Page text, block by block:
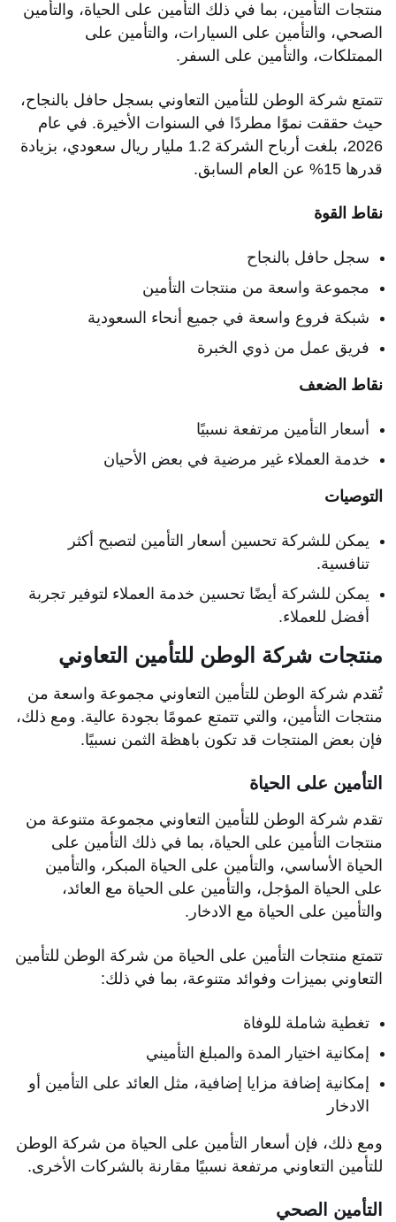
منتجات التأمين، بما في ذلك التأمين على الحياة، والتأمين
الصحي، والتأمين على السيارات، والتأمين على
الممتلكات، والتأمين على السفر.
تتمتع شركة الوطن للتأمين التعاوني بسجل حافل بالنجاح،
حيث حققت نموًا مطردًا في السنوات الأخيرة. في عام
2026، بلغت أرباح الشركة 1.2 مليار ريال سعودي، بزيادة
قدرها 15% عن العام السابق.
نقاط القوة
سجل حافل بالنجاح
مجموعة واسعة من منتجات التأمين
شبكة فروع واسعة في جميع أنحاء السعودية
فريق عمل من ذوي الخبرة
نقاط الضعف
أسعار التأمين مرتفعة نسبيًا
خدمة العملاء غير مرضية في بعض الأحيان
التوصيات
يمكن للشركة تحسين أسعار التأمين لتصبح أكثر
تنافسية.
يمكن للشركة أيضًا تحسين خدمة العملاء لتوفير تجربة
أفضل للعملاء.
منتجات شركة الوطن للتأمين التعاوني
تُقدم شركة الوطن للتأمين التعاوني مجموعة واسعة من
منتجات التأمين، والتي تتمتع عمومًا بجودة عالية. ومع ذلك،
فإن بعض المنتجات قد تكون باهظة الثمن نسبيًا.
التأمين على الحياة
تقدم شركة الوطن للتأمين التعاوني مجموعة متنوعة من
منتجات التأمين على الحياة، بما في ذلك التأمين على
الحياة الأساسي، والتأمين على الحياة المبكر، والتأمين
على الحياة المؤجل، والتأمين على الحياة مع العائد،
والتأمين على الحياة مع الادخار.
تتمتع منتجات التأمين على الحياة من شركة الوطن للتأمين
التعاوني بميزات وفوائد متنوعة، بما في ذلك:
تغطية شاملة للوفاة
إمكانية اختيار المدة والمبلغ التأميني
إمكانية إضافة مزايا إضافية، مثل العائد على التأمين أو
الادخار
ومع ذلك، فإن أسعار التأمين على الحياة من شركة الوطن
للتأمين التعاوني مرتفعة نسبيًا مقارنة بالشركات الأخرى.
التأمين الصحي